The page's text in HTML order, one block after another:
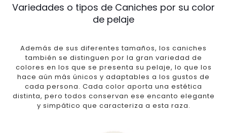
Variedades o tipos de Caniches por su color
de pelaje
Además de sus diferentes tamaños, los caniches
también se distinguen por la gran variedad de
colores en los que se presenta su pelaje, lo que los
hace aún más únicos y adaptables a los gustos de
cada persona. Cada color aporta una estética
distinta, pero todos conservan ese encanto elegante
y simpático que caracteriza a esta raza.